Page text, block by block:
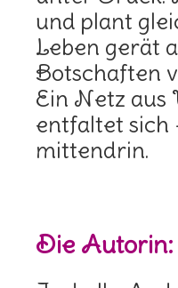
und plant
Leben gerät
Botschaften
Ein Netz aus
entfaltet sich
mittendrin.
Die Autorin: